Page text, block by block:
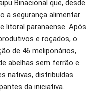
Binacional que, desde
a segurança alimentar
litoral paranaense. Após
e roçados, o
de 46 meliponários,
abelhas sem ferrão e
nativas, distribuídas
da iniciativa.